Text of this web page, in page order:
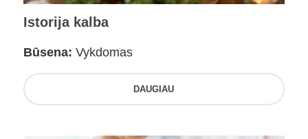
Istorija kalba
Būsena: Vykdomas
DAUGIAU